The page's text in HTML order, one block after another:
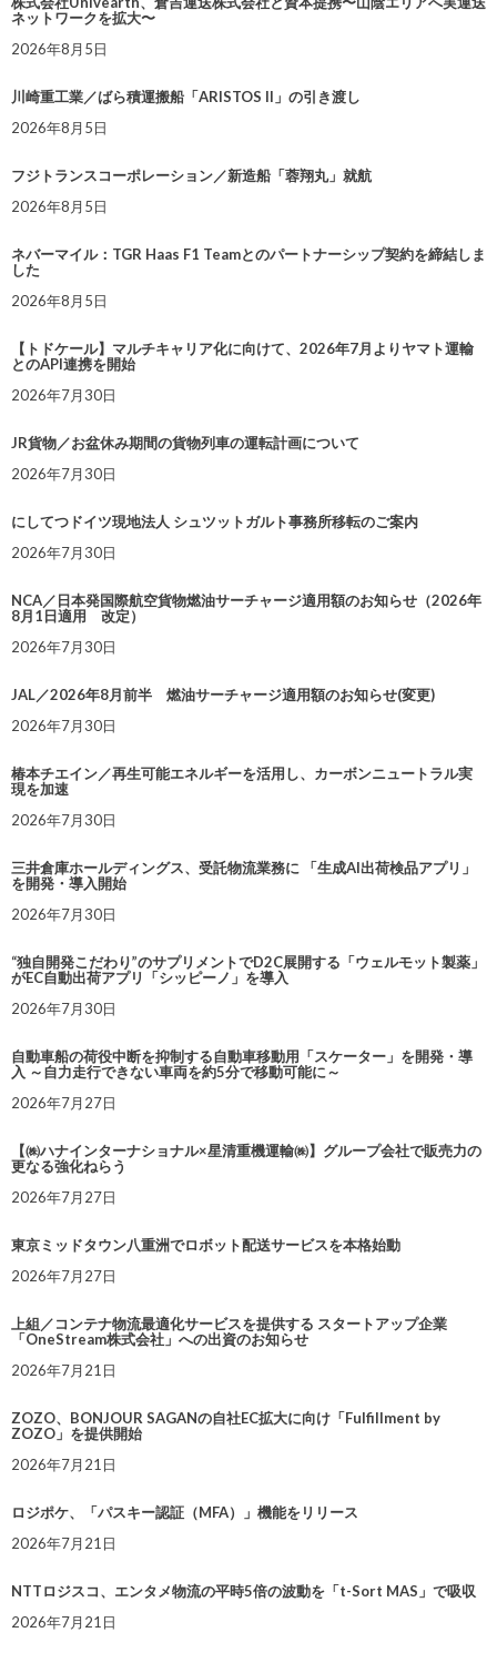
ネットワークを拡大〜
2026年8月5日
川崎重工業／ばら積運搬船「ARISTOS II」の引き渡し
2026年8月5日
フジトランスコーポレーション／新造船「蓉翔丸」就航
2026年8月5日
ネバーマイル：TGR Haas F1 Teamとのパートナーシップ契約を締結しま
した
2026年8月5日
【トドケール】マルチキャリア化に向けて、2026年7月よりヤマト運輸
とのAPI連携を開始
2026年7月30日
JR貨物／お盆休み期間の貨物列車の運転計画について
2026年7月30日
にしてつドイツ現地法人 シュツットガルト事務所移転のご案内
2026年7月30日
NCA／日本発国際航空貨物燃油サーチャージ適用額のお知らせ（2026年
8月1日適用 改定）
2026年7月30日
JAL／2026年8月前半 燃油サーチャージ適用額のお知らせ(変更)
2026年7月30日
椿本チエイン／再生可能エネルギーを活用し、カーボンニュートラル実
現を加速
2026年7月30日
三井倉庫ホールディングス、受託物流業務に 「生成AI出荷検品アプリ」
を開発・導入開始
2026年7月30日
“独自開発こだわり”のサプリメントでD2C展開する「ウェルモット製薬」
がEC自動出荷アプリ「シッピーノ」を導入
2026年7月30日
自動車船の荷役中断を抑制する自動車移動用「スケーター」を開発・導
入 ～自力走行できない車両を約5分で移動可能に～
2026年7月27日
【㈱ハナインターナショナル×星清重機運輸㈱】グループ会社で販売力の
更なる強化ねらう
2026年7月27日
東京ミッドタウン八重洲でロボット配送サービスを本格始動
2026年7月27日
上組／コンテナ物流最適化サービスを提供する スタートアップ企業
「OneStream株式会社」への出資のお知らせ
2026年7月21日
ZOZO、BONJOUR SAGANの自社EC拡大に向け「Fulfillment by
ZOZO」を提供開始
2026年7月21日
ロジポケ、「パスキー認証（MFA）」機能をリリース
2026年7月21日
NTTロジスコ、エンタメ物流の平時5倍の波動を「t-Sort MAS」で吸収
2026年7月21日